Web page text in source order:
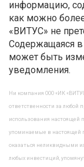
информацию,
как можно
«ВИТУС» не
Содержащаяся
может быть
уведомления.
Ни компания ООО «ИК
ответственности за любой
использования настоящей
упоминаемые в настоящей
оказаться неликвидными
любых инвестиций,